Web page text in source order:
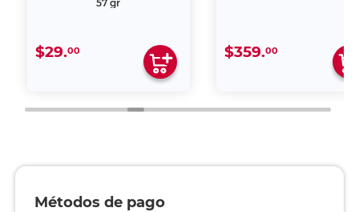
57 gr
$29.00 $359.00
Métodos de pago